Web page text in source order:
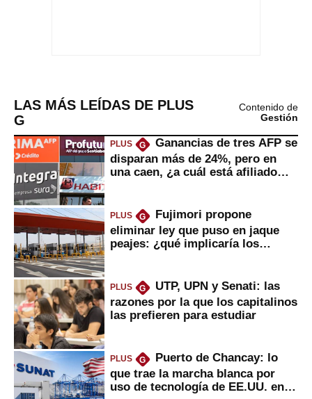
LAS MÁS LEÍDAS DE PLUS
G
Contenido de
Gestión
PLUS G
Ganancias de tres AFP se
disparan más de 24%, pero en
una caen, ¿a cuál está afiliado
PLUS G
Fujimori propone
eliminar ley que puso en jaque
peajes: ¿qué implicaría los
PLUS G
UTP, UPN y Senati: las
razones por la que los capitalinos
las prefieren para estudiar
PLUS G
Puerto de Chancay: lo
que trae la marcha blanca por
uso de tecnología de EE.UU. en